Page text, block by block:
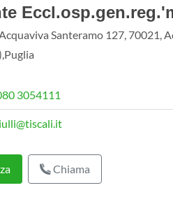
Santeramo 127, 70021,
3054111
Chiama